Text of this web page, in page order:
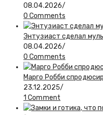
08.04.2026/
0 Comments
Энтузиаст сделал
08.04.2026/
0 Comments
Марго Робби
23.12.2025/
1 Comment